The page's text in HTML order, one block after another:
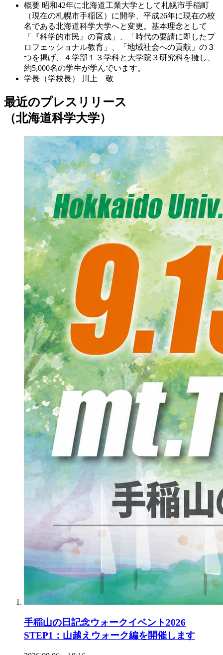
概要 昭和42年に北海道工業大学として札幌市手稲町
（現在の札幌市手稲区）に開学、平成26年に現在の校
名である北海道科学大学へと変更。基本理念として
「『科学的市民』の育成」、「時代の要請に即したプ
ロフェッショナル教育」、「地域社会への貢献」の３
つを掲げ、４学部１３学科と大学院３研究科を擁し、
約5,000名の学生が学んでいます。
学長（学校長）
川上 敬
最近のプレスリリース
（北海道科学大学）
手稲山の日記念ウォークイベント2026
STEP1：山越えウォーク編を開催します